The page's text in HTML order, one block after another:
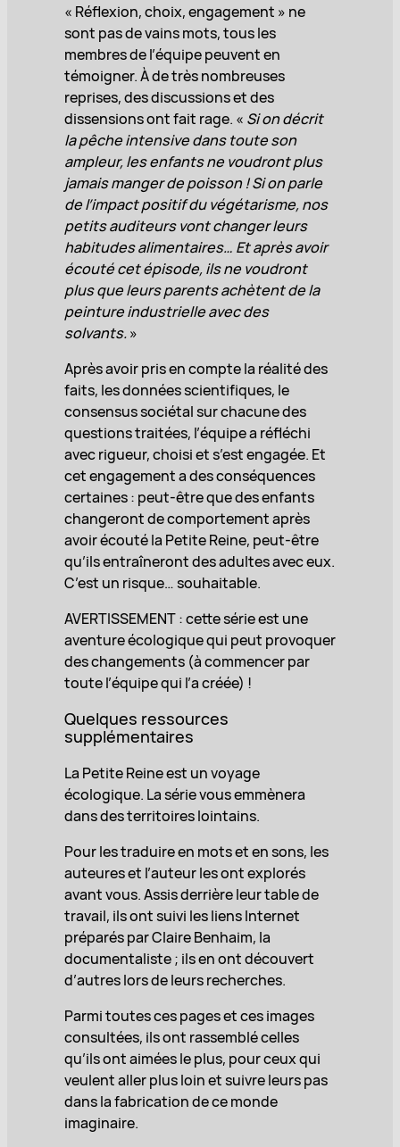
« Réflexion, choix, engagement » ne
sont pas de vains mots, tous les
membres de l’équipe peuvent en
témoigner. À de très nombreuses
reprises, des discussions et des
dissensions ont fait rage. « Si on décrit
la pêche intensive dans toute son
ampleur, les enfants ne voudront plus
jamais manger de poisson ! Si on parle
de l’impact positif du végétarisme, nos
petits auditeurs vont changer leurs
habitudes alimentaires… Et après avoir
écouté cet épisode, ils ne voudront
plus que leurs parents achètent de la
peinture industrielle avec des
solvants.»
Après avoir pris en compte la réalité des
faits, les données scientifiques, le
consensus sociétal sur chacune des
questions traitées, l’équipe a réfléchi
avec rigueur, choisi et s’est engagée. Et
cet engagement a des conséquences
certaines : peut-être que des enfants
changeront de comportement après
avoir écouté la Petite Reine, peut-être
qu’ils entraîneront des adultes avec eux.
C’est un risque… souhaitable.
AVERTISSEMENT : cette série est une
aventure écologique qui peut provoquer
des changements (à commencer par
toute l’équipe qui l’a créée) !
Quelques ressources
supplémentaires
La Petite Reine est un voyage
écologique. La série vous emmènera
dans des territoires lointains.
Pour les traduire en mots et en sons, les
auteures et l’auteur les ont explorés
avant vous. Assis derrière leur table de
travail, ils ont suivi les liens Internet
préparés par Claire Benhaim, la
documentaliste ; ils en ont découvert
d’autres lors de leurs recherches.
Parmi toutes ces pages et ces images
consultées, ils ont rassemblé celles
qu’ils ont aimées le plus, pour ceux qui
veulent aller plus loin et suivre leurs pas
dans la fabrication de ce monde
imaginaire.